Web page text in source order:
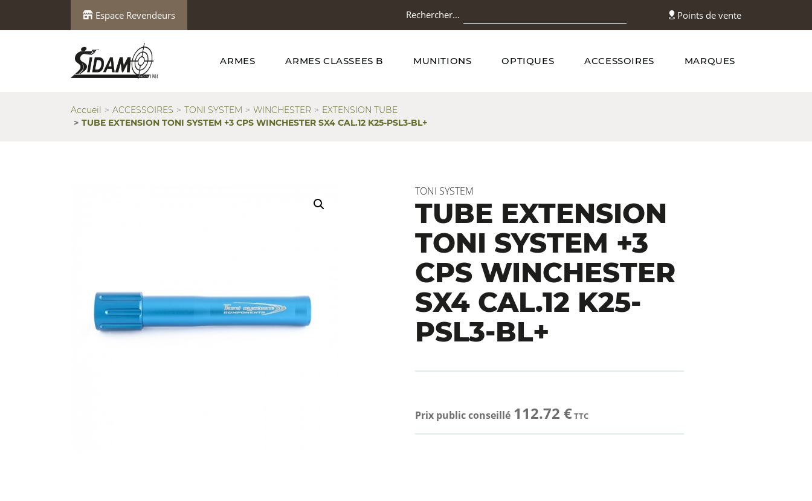
Espace Revendeurs Rechercher… Points de vente
ARMES ARMES CLASSEES B MUNITIONS OPTIQUES ACCESSOIRES MARQUES
Accueil ACCESSOIRES TONI SYSTEM WINCHESTER
EXTENSION TUBE
TUBE EXTENSION TONI SYSTEM +3 CPS WINCHESTER SX4 CAL.12 K25-PSL3-BL+
TONI SYSTEM
TUBE EXTENSION
TONI SYSTEM +3
CPS WINCHESTER
SX4 CAL.12 K25-
PSL3-BL+
Prix public conseillé 112.72 €TTC